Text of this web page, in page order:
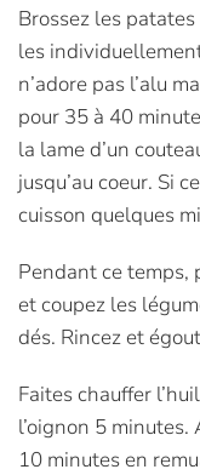
Brossez les patates
les
n’adore pas l’alu
pour 35 à 40
la lame d’un
jusqu’au coeur. Si
cuisson quelques
Pendant ce temps,
et coupez les
dés. Rincez et
Faites chauffer
l’oignon 5
10 minutes en